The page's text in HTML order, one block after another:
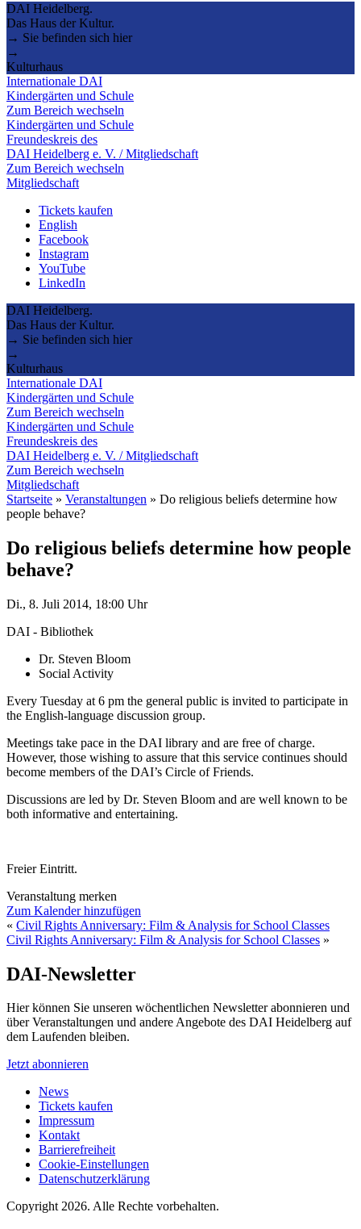
DAI Heidelberg.
Das Haus der Kultur.
→ Sie befinden sich hier
→
Kulturhaus
Internationale DAI
Kindergärten und Schule
Zum Bereich wechseln
Kindergärten und Schule
Freundeskreis des
DAI Heidelberg e. V. / Mitgliedschaft
Zum Bereich wechseln
Mitgliedschaft
Tickets kaufen
English
Facebook
Instagram
YouTube
LinkedIn
DAI Heidelberg.
Das Haus der Kultur.
→ Sie befinden sich hier
→
Kulturhaus
Internationale DAI
Kindergärten und Schule
Zum Bereich wechseln
Kindergärten und Schule
Freundeskreis des
DAI Heidelberg e. V. / Mitgliedschaft
Zum Bereich wechseln
Mitgliedschaft
Startseite » Veranstaltungen » Do religious beliefs determine how
people behave?
Do religious beliefs determine how people
behave?
Di., 8. Juli 2014, 18:00 Uhr
DAI - Bibliothek
Dr. Steven Bloom
Social Activity
Every Tuesday at 6 pm the general public is invited to participate in
the English-language discussion group.
Meetings take pace in the DAI library and are free of charge.
However, those wishing to assure that this service continues should
become members of the DAI’s Circle of Friends.
Discussions are led by Dr. Steven Bloom and are well known to be
both informative and entertaining.
Freier Eintritt.
Veranstaltung merken
Zum Kalender hinzufügen
« Civil Rights Anniversary: Film & Analysis for School Classes
Civil Rights Anniversary: Film & Analysis for School Classes »
DAI-Newsletter
Hier können Sie unseren wöchentlichen Newsletter abonnieren und
über Veranstaltungen und andere Angebote des DAI Heidelberg auf
dem Laufenden bleiben.
Jetzt abonnieren
News
Tickets kaufen
Impressum
Kontakt
Barrierefreiheit
Cookie-Einstellungen
Datenschutzerklärung
Copyright 2026. Alle Rechte vorbehalten.